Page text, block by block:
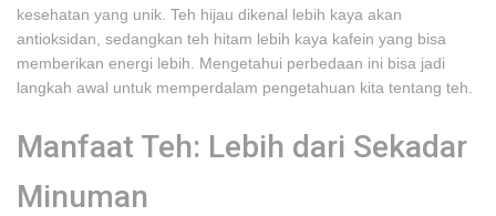
kesehatan yang unik. Teh hijau dikenal lebih kaya akan
antioksidan, sedangkan teh hitam lebih kaya kafein yang bisa
memberikan energi lebih. Mengetahui perbedaan ini bisa jadi
langkah awal untuk memperdalam pengetahuan kita tentang teh.
Manfaat Teh: Lebih dari Sekadar
Minuman